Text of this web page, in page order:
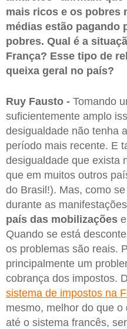
mais ricos e os pobres
médias estão pagando
pobres. Qual é a
França? Esse tipo de
queixa geral no país?
Ruy Fausto - Tomando
suficientemente amplo
desigualdade não tenha
período mais recente. E
desigualdade que exista
que em muitos outros
do Brasil!). Mas, como
durante as
país das mobilizações
Quando se está
os problemas são reais.
principalmente um
cobrança dos impostos.
sistema de impostos na
mesmo, melhor do que
até o sistema francês,